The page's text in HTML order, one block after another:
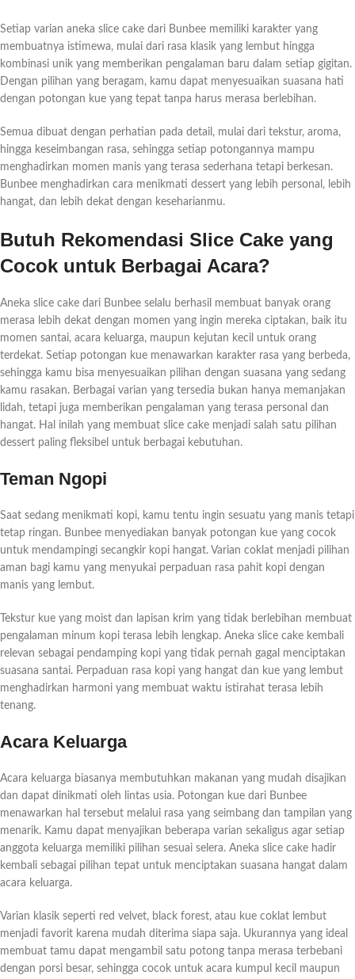
Setiap varian aneka slice cake dari Bunbee memiliki karakter yang
membuatnya istimewa, mulai dari rasa klasik yang lembut hingga
kombinasi unik yang memberikan pengalaman baru dalam setiap gigitan.
Dengan pilihan yang beragam, kamu dapat menyesuaikan suasana hati
dengan potongan kue yang tepat tanpa harus merasa berlebihan.
Semua dibuat dengan perhatian pada detail, mulai dari tekstur, aroma,
hingga keseimbangan rasa, sehingga setiap potongannya mampu
menghadirkan momen manis yang terasa sederhana tetapi berkesan.
Bunbee menghadirkan cara menikmati dessert yang lebih personal, lebih
hangat, dan lebih dekat dengan keseharianmu.
Butuh Rekomendasi Slice Cake yang
Cocok untuk Berbagai Acara?
Aneka slice cake dari Bunbee selalu berhasil membuat banyak orang
merasa lebih dekat dengan momen yang ingin mereka ciptakan, baik itu
momen santai, acara keluarga, maupun kejutan kecil untuk orang
terdekat. Setiap potongan kue menawarkan karakter rasa yang berbeda,
sehingga kamu bisa menyesuaikan pilihan dengan suasana yang sedang
kamu rasakan. Berbagai varian yang tersedia bukan hanya memanjakan
lidah, tetapi juga memberikan pengalaman yang terasa personal dan
hangat. Hal inilah yang membuat slice cake menjadi salah satu pilihan
dessert paling fleksibel untuk berbagai kebutuhan.
Teman Ngopi
Saat sedang menikmati kopi, kamu tentu ingin sesuatu yang manis tetapi
tetap ringan. Bunbee menyediakan banyak potongan kue yang cocok
untuk mendampingi secangkir kopi hangat. Varian coklat menjadi pilihan
aman bagi kamu yang menyukai perpaduan rasa pahit kopi dengan
manis yang lembut.
Tekstur kue yang moist dan lapisan krim yang tidak berlebihan membuat
pengalaman minum kopi terasa lebih lengkap. Aneka slice cake kembali
relevan sebagai pendamping kopi yang tidak pernah gagal menciptakan
suasana santai. Perpaduan rasa kopi yang hangat dan kue yang lembut
menghadirkan harmoni yang membuat waktu istirahat terasa lebih
tenang.
Acara Keluarga
Acara keluarga biasanya membutuhkan makanan yang mudah disajikan
dan dapat dinikmati oleh lintas usia. Potongan kue dari Bunbee
menawarkan hal tersebut melalui rasa yang seimbang dan tampilan yang
menarik. Kamu dapat menyajikan beberapa varian sekaligus agar setiap
anggota keluarga memiliki pilihan sesuai selera. Aneka slice cake hadir
kembali sebagai pilihan tepat untuk menciptakan suasana hangat dalam
acara keluarga.
Varian klasik seperti red velvet, black forest, atau kue coklat lembut
menjadi favorit karena mudah diterima siapa saja. Ukurannya yang ideal
membuat tamu dapat mengambil satu potong tanpa merasa terbebani
dengan porsi besar, sehingga cocok untuk acara kumpul kecil maupun